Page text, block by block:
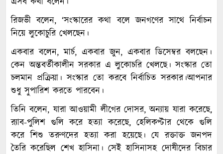
রিজভী বলেন, ‘সংস্কারের কথা বলে জনগণের সাথে নির্বাচন
নিয়ে লুকোচুরি খেলছেন।
একবার বলেন, মার্চ, একবার জুন, একবার ডিসেম্বর বলছেন।
কেন অন্তবর্তীকালীন সরকার এ লুকোচরি খেলছে। সংস্কার তো
চলমান প্রক্রিয়া। সংস্কার তো করবে নির্বাচিত সরকার।আপনার
শুধু সুপারিশ করতে পারবেন।
তিনি বলেন, যারা আওয়ামী লীগের দোসর, অন্যায় যারা করেছে,
র‌্যাব-পুলিশ গুলি করে হত্যা করেছে, হেলিকপ্টার থেকে গুলি
করে শিশু তরুণদের হত্যা করা হয়েছে। যে রক্তাক্ত জনপদ
তৈরি করেছিল শেখ হাসিনা। সেই হাসিনাসহ দোষীদের বিচার